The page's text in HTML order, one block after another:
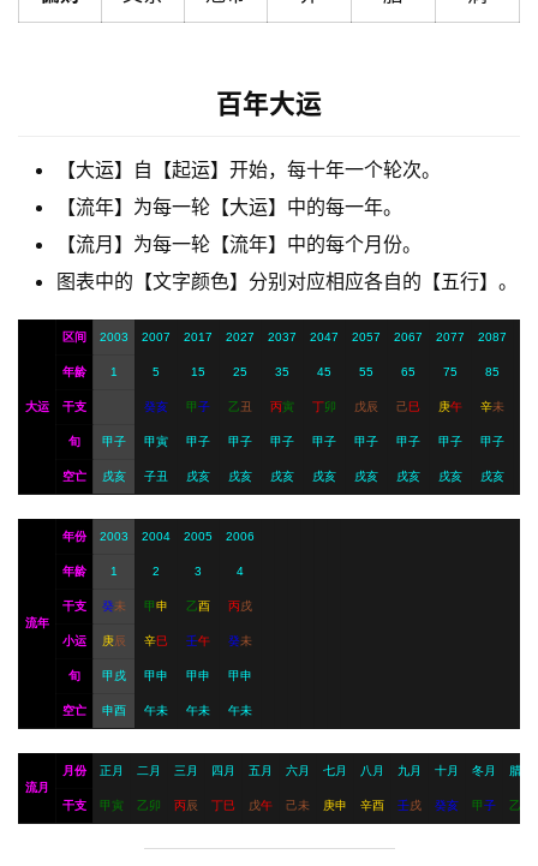
服
务
百年大运
【大运】自【起运】开始，每十年一个轮次。
【流年】为每一轮【大运】中的每一年。
【流月】为每一轮【流年】中的每个月份。
图表中的【文字颜色】分别对应相应各自的【五行】。
大运
区间 2003 2007 2017 2027 2037 2047 2057 2067 2077 2087
年龄 1 5 15 25 35 45 55 65 75 85
干支 癸亥 甲子 乙丑 丙寅 丁卯 戊辰 己巳 庚午 辛未
旬 甲子 甲寅 甲子 甲子 甲子 甲子 甲子 甲子 甲子 甲子
空亡 戌亥 子丑 戌亥 戌亥 戌亥 戌亥 戌亥 戌亥 戌亥 戌亥
流年
年份 2003 2004 2005 2006
年龄 1 2 3 4
干支 癸未 甲申 乙酉 丙戌
小运 庚辰 辛巳 壬午 癸未
旬 甲戌 甲申 甲申 甲申
空亡 申酉 午未 午未 午未
流月
月份 正月 二月 三月 四月 五月 六月 七月 八月 九月 十月 冬月 腊月
干支 甲寅 乙卯 丙辰 丁巳 戊午 己未 庚申 辛酉 壬戌 癸亥 甲子 乙